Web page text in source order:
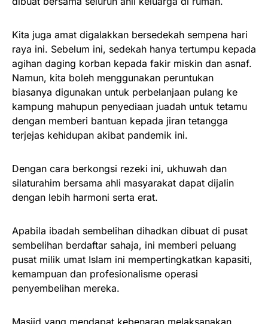
Kita juga amat digalakkan bersedekah sempena hari
raya ini. Sebelum ini, sedekah hanya tertumpu kepada
agihan daging korban kepada fakir miskin dan asnaf.
Namun, kita boleh menggunakan peruntukan
biasanya digunakan untuk perbelanjaan pulang ke
kampung mahupun penyediaan juadah untuk tetamu
dengan memberi bantuan kepada jiran tetangga
terjejas kehidupan akibat pandemik ini.
Dengan cara berkongsi rezeki ini, ukhuwah dan
silaturahim bersama ahli masyarakat dapat dijalin
dengan lebih harmoni serta erat.
Apabila ibadah sembelihan dihadkan dibuat di pusat
sembelihan berdaftar sahaja, ini memberi peluang
pusat milik umat Islam ini mempertingkatkan kapasiti,
kemampuan dan profesionalisme operasi
penyembelihan mereka.
Masjid yang mendapat kebenaran melaksanakan